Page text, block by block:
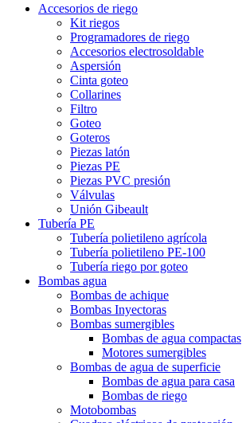
Accesorios de riego
Kit riegos
Programadores de riego
Accesorios electrosoldable
Aspersión
Cinta goteo
Collarines
Filtro
Goteo
Goteros
Piezas latón
Piezas PE
Piezas PVC presión
Válvulas
Unión Gibeault
Tubería PE
Tubería polietileno agrícola
Tubería polietileno PE-100
Tubería riego por goteo
Bombas agua
Bombas de achique
Bombas Inyectoras
Bombas sumergibles
Bombas de agua compactas
Motores sumergibles
Bombas de agua de superficie
Bombas de agua para casa
Bombas de riego
Motobombas